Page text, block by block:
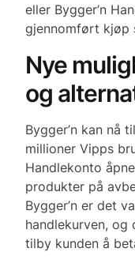
eller Bygger’n
gjennomført kjøp
Nye
og
Bygger’n kan nå
millioner Vipps
Handlekonto
produkter på
Bygger’n er det
handlekurven,
tilby kunden å